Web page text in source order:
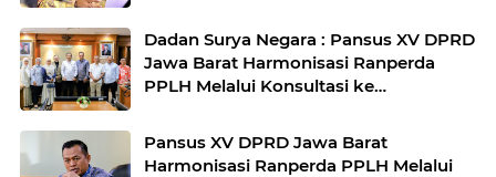
Dadan Surya Negara : Pansus XV DPRD
Jawa Barat Harmonisasi Ranperda
PPLH Melalui Konsultasi ke
Pansus XV DPRD Jawa Barat
Harmonisasi Ranperda PPLH Melalui